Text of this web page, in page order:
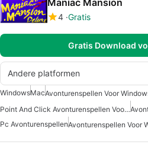
4 Gratis
Gratis Download
Andere platformen
WindowsMacAvonturenspellen Voor
Point And Click Avonturenspellen Voor Windows
Pc AvonturenspellenAvonturenspellen Voor